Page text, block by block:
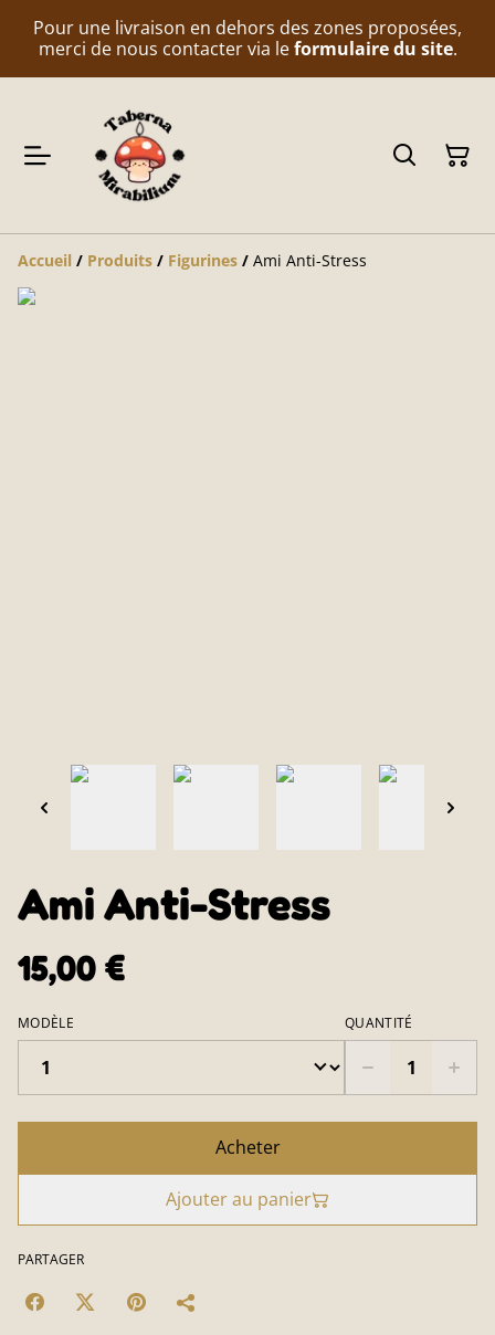
Pour une livraison en dehors des zones proposées,
merci de nous contacter via leformulaire du site.
Accueil / Produits / Figurines / Ami Anti-Stress
Ami Anti-Stress
15,00 €
MODÈLE QUANTITÉ
Acheter
Ajouter au panier
PARTAGER